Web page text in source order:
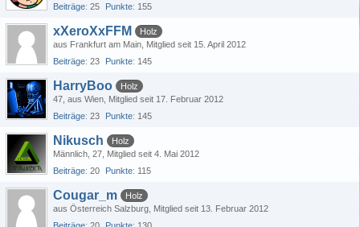
Beiträge 25 Punkte 155
xXeroXxFFM
Holz
aus Frankfurt am Main Mitglied seit 15. April 2012
Beiträge 23 Punkte 145
HarryBoo
Holz
47 aus Wien Mitglied seit 17. Februar 2012
Beiträge 23 Punkte 145
Nikusch
Holz
Männlich 27 Mitglied seit 4. Mai 2012
Beiträge 20 Punkte 115
Cougar_m
Holz
aus Österreich Salzburg Mitglied seit 13. Februar 2012